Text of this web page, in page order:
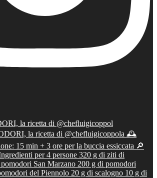
la ricetta di @chefluigicoppol